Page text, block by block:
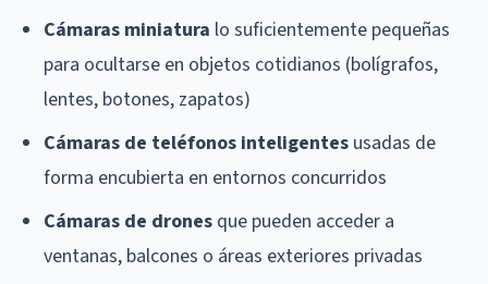
Cámaras miniatura lo suficientemente pequeñas
para ocultarse en objetos cotidianos (bolígrafos,
lentes, botones, zapatos)
Cámaras de teléfonos inteligentes usadas de
forma encubierta en entornos concurridos
Cámaras de drones que pueden acceder a
ventanas, balcones o áreas exteriores privadas